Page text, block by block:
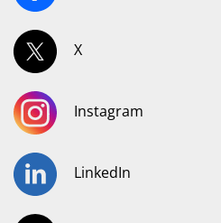
X
Instagram
LinkedIn